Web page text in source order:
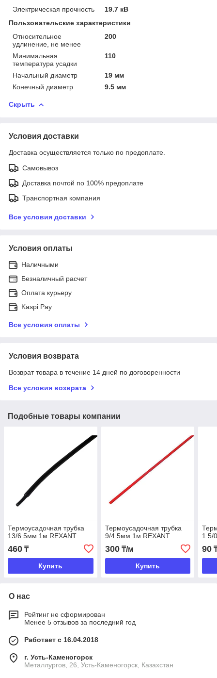
Электрическая прочность
19.7 кВ
Пользовательские характеристики
Относительное
удлинение, не менее
200
Минимальная
температура усадки
110
Начальный диаметр
19 мм
Конечный диаметр
9.5 мм
Скрыть
Условия доставки
Доставка осуществляется только по предоплате.
Самовывоз
Доставка почтой по 100% предоплате
Транспортная компания
Все условия доставки
Условия оплаты
Наличными
Безналичный расчет
Оплата курьеру
Kaspi Pay
Все условия оплаты
Условия возврата
Возврат товара в течение 14 дней по договоренности
Все условия возврата
Подобные товары компании
Термоусадочная трубка
13/6.5мм 1м REXANT
460 ₸
Купить
Термоусадочная трубка
9/4.5мм 1м REXANT
300₸/м
Купить
1.5/
90
О нас
Рейтинг не сформирован
Менее 5 отзывов за последний год
Работает с 16.04.2018
г. Усть-Каменогорск
Металлургов, 26, Усть-Каменогорск, Казахстан